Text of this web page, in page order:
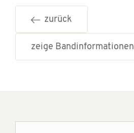
zurück
zeige Bandinformationen